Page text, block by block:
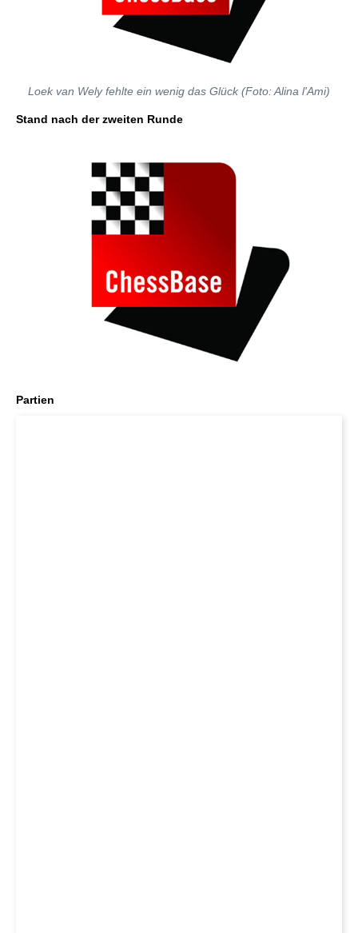
Loek van Wely fehlte ein wenig das Glück (Foto: Alina l'Ami)
Stand nach der zweiten Runde
Partien